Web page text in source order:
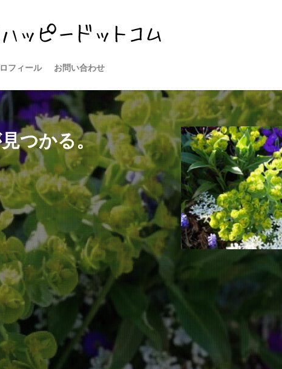
フィール お問い合わせ
つかる。